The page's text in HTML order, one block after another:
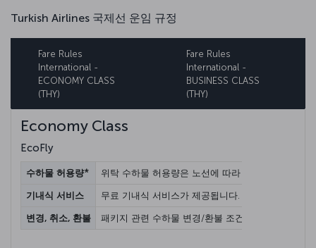
Turkish Airlines 국제선 운임 규정
Fare Rules
International -
ECONOMY CLASS
(THY)
Fare Rules
International -
BUSINESS CLASS
(THY)
Economy Class
EcoFly
수하물 허용량* 위탁 수하물 허용량은 노선에 따라 다를 수 있습니
기내식 서비스 무료 기내식 서비스가 제공됩니다.
변경, 취소, 환불 패키지 관련 수하물 변경/환불 조건은 항공권 노선